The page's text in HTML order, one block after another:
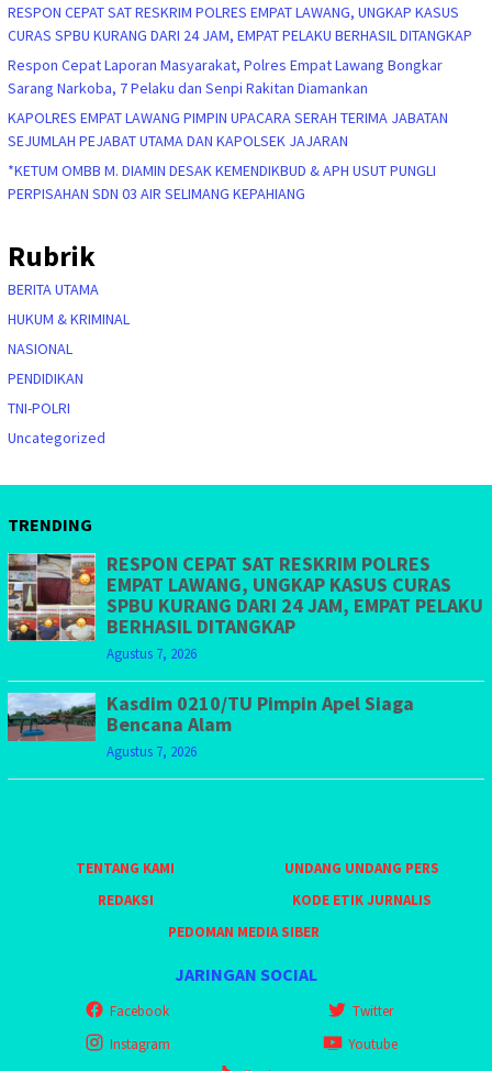
RESPON CEPAT SAT RESKRIM POLRES EMPAT LAWANG, UNGKAP KASUS
CURAS SPBU KURANG DARI 24 JAM, EMPAT PELAKU BERHASIL DITANGKAP
Respon Cepat Laporan Masyarakat, Polres Empat Lawang Bongkar
Sarang Narkoba, 7 Pelaku dan Senpi Rakitan Diamankan
KAPOLRES EMPAT LAWANG PIMPIN UPACARA SERAH TERIMA JABATAN
SEJUMLAH PEJABAT UTAMA DAN KAPOLSEK JAJARAN
*KETUM OMBB M. DIAMIN DESAK KEMENDIKBUD & APH USUT PUNGLI
PERPISAHAN SDN 03 AIR SELIMANG KEPAHIANG
Rubrik
BERITA UTAMA
HUKUM & KRIMINAL
NASIONAL
PENDIDIKAN
TNI-POLRI
Uncategorized
TRENDING
RESPON CEPAT SAT RESKRIM POLRES
EMPAT LAWANG, UNGKAP KASUS CURAS
SPBU KURANG DARI 24 JAM, EMPAT PELAKU
BERHASIL DITANGKAP
Agustus 7, 2026
Kasdim 0210/TU Pimpin Apel Siaga
Bencana Alam
Agustus 7, 2026
TENTANG KAMI
UNDANG UNDANG PERS
REDAKSI
KODE ETIK JURNALIS
PEDOMAN MEDIA SIBER
JARINGAN SOCIAL
Facebook
Twitter
Instagram
Youtube